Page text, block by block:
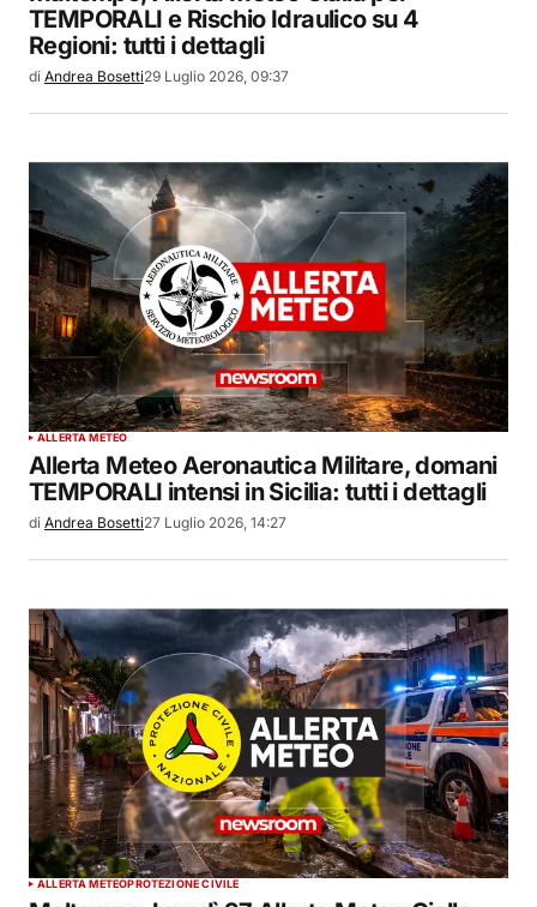
TEMPORALI e Rischio Idraulico su 4
Regioni: tutti i dettagli
di Andrea Bosetti29 Luglio 2026, 09:37
ALLERTA METEO
Allerta Meteo Aeronautica Militare, domani
TEMPORALI intensi in Sicilia: tutti i dettagli
di Andrea Bosetti27 Luglio 2026, 14:27
ALLERTA METEOPROTEZIONE CIVILE